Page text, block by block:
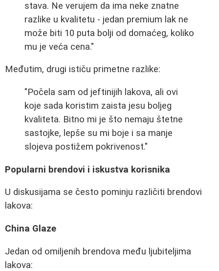
stava. Ne verujem da ima neke znatne
razlike u kvalitetu - jedan premium lak ne
može biti 10 puta bolji od domaćeg, koliko
mu je veća cena."
Međutim, drugi ističu primetne razlike:
"Počela sam od jeftinijih lakova, ali ovi
koje sada koristim zaista jesu boljeg
kvaliteta. Bitno mi je što nemaju štetne
sastojke, lepše su mi boje i sa manje
slojeva postižem pokrivenost."
Popularni brendovi i iskustva korisnika
U diskusijama se često pominju različiti brendovi
lakova:
China Glaze
Jedan od omiljenih brendova među ljubiteljima
lakova: